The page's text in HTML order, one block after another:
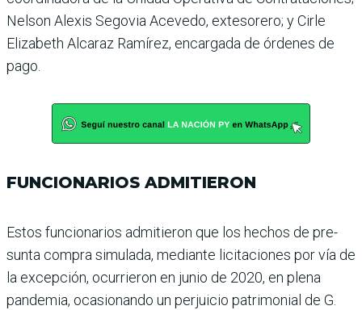
Nelson Alexis Segovia Acevedo, exteso­rero; y Cirle
Elizabeth Alca­raz Ramírez, encargada de órdenes de
pago.
FUNCIONARIOS ADMITIERON
Estos funcionarios admitie­ron que los hechos de pre­
sunta compra simulada, mediante licitaciones por vía de
la excepción, ocu­rrieron en junio de 2020, en plena
pandemia, ocasio­nando un perjuicio patri­monial de G.